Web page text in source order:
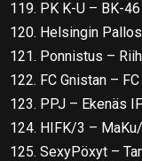
119. PK K-U – BK-46
120. Helsingin
121. Ponnistus –
122. FC Gnistan –
123. PPJ – Ekenäs IF
124. HIFK/3 –
125. SexyPöxyt –